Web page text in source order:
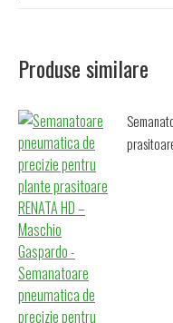
Produse similare